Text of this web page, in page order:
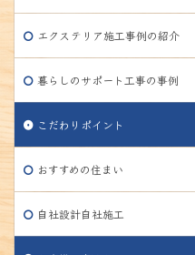
エクステリア施工事例の紹介
暮らしのサポート工事の事例
こだわりポイント
おすすめの住まい
自社設計自社施工